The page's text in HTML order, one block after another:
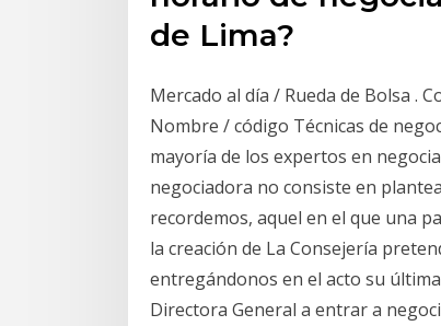
de Lima?
Mercado al día / Rueda de Bolsa .
Nombre / código Técnicas de
mayoría de los expertos en
negociadora no consiste en
recordemos, aquel en el que una
la creación de La Consejería
entregándonos en el acto su
Directora General a entrar a